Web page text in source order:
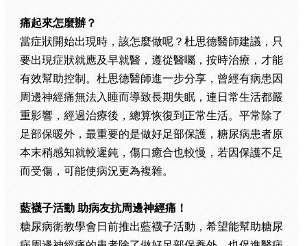
痛起來怎麼辦？
當症狀開始出現時，該怎麼做呢？杜思德醫師建議，只
要出現症狀就應及早就醫，遵從醫囑，按時治療，才能
有效幫助控制。杜思德醫師進一步分享，曾經有病患因
周邊神經痛無法入睡而導致長期失眠，連日常生活都嚴
重影響，經過治療後，總算恢復到正常生活。平常除了
足部保暖外，最重要的是做好足部保護，糖尿病患者原
本末稍感知就較遲鈍，傷口癒合也較慢，若因保護不足
而受傷，可能使病況更為複雜。
藍襪子活動 助病友抗周邊神經痛！
糖尿病衛教學會日前推出藍襪子活動，希望能幫助糖尿